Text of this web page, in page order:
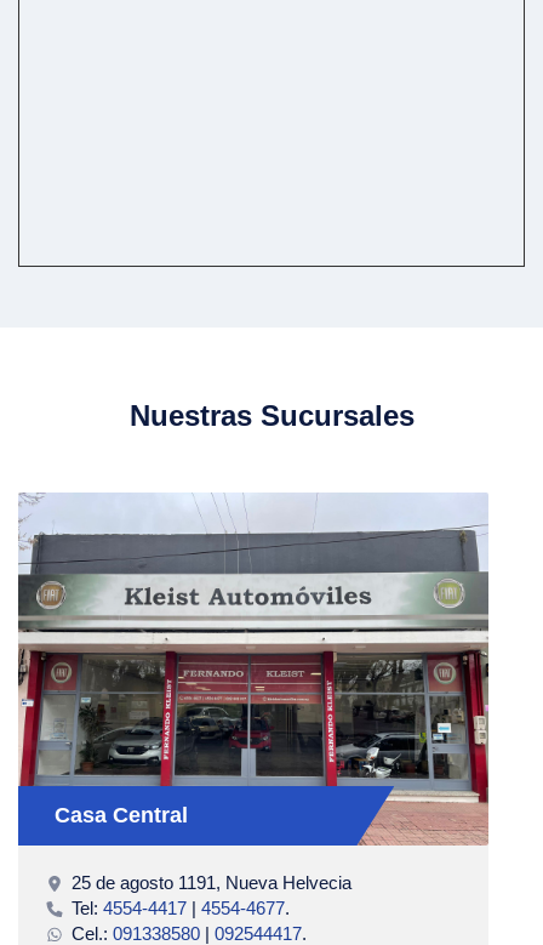
Nuestras Sucursales
Casa Central
25 de agosto 1191, Nueva Helvecia
Tel: 4554-4417 | 4554-4677.
Cel.: 091338580 | 092544417.